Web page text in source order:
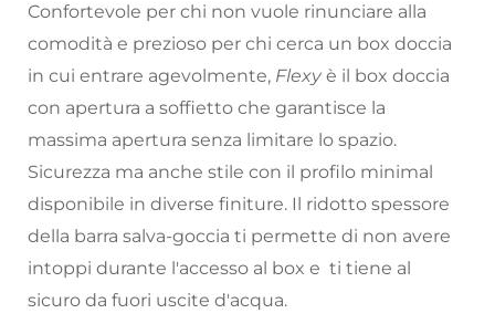
Confortevole per chi non vuole rinunciare alla
comodità e prezioso per chi cerca un box doccia
in cui entrare agevolmente, Flexy è il box doccia
con apertura a soffietto che garantisce la
massima apertura senza limitare lo spazio.
Sicurezza ma anche stile con il profilo minimal
disponibile in diverse finiture. Il ridotto spessore
della barra salva-goccia ti permette di non avere
intoppi durante l'accesso al box e ti tiene al
sicuro da fuori uscite d'acqua.